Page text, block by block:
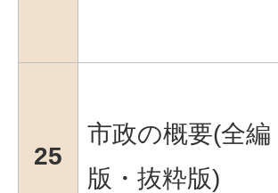
25
市政の概要(全編
版・抜粋版)